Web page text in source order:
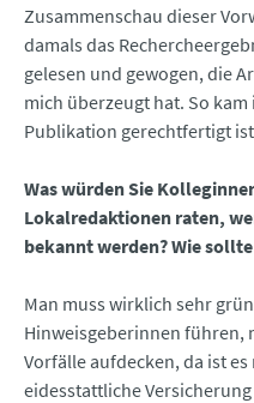
Zusammenschau dieser
damals das
gelesen und gewogen, die
mich überzeugt hat. So
Publikation gerechtfertigt
Was würden Sie
Lokalredaktionen raten,
bekannt werden? Wie
Man muss wirklich sehr
Hinweisgeberinnen führen,
Vorfälle aufdecken, da ist
eidesstattliche